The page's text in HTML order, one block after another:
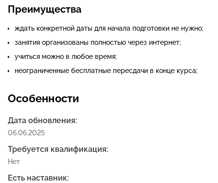
Преимущества
ждать конкретной даты для начала подготовки не нужно;
занятия организованы полностью через интернет;
учиться можно в любое время;
неограниченные бесплатные пересдачи в конце курса;
Особенности
Дата обновления:
06.06.2025
Требуется квалификация:
Нет
Есть наставник: